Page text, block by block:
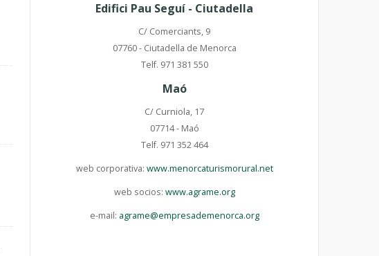
Edifici Pau Seguí - Ciutadella
C/ Comerciants, 9
07760 - Ciutadella de Menorca
Telf. 971 381 550
Maó
C/ Curniola, 17
07714 - Maó
Telf. 971 352 464
web corporativa: www.menorcaturismorural.net
web socios: www.agrame.org
e-mail: agrame@empresademenorca.org